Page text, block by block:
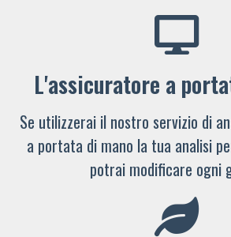
L'assicuratore a
Se utilizzerai il nostro servizio di
a portata di mano la tua analisi
potrai modificare ogni